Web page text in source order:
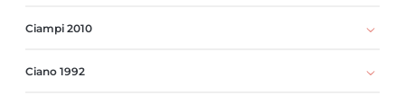
Ciampi 2010
Ciano 1992